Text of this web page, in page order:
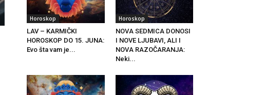
Horoskop
LAV – KARMIČKI
HOROSKOP DO 15. JUNA:
Evo šta vam je...
Horoskop
NOVA SEDMICA DONOSI
I NOVE LJUBAVI, ALI I
NOVA RAZOČARANJA:
Neki...